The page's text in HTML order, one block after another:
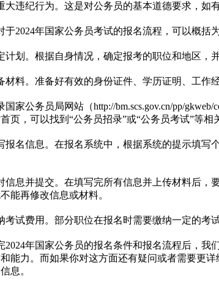
违纪行为。这是对公务员的基本道德要求，如
2024年国家公务员考试的报名流程，可以概括
划。根据自身情况，确定报考的职位和地区，
料。准备好有效的身份证件、学历证明、工作经
家公务员局网站（http://bm.scs.gov.cn/pp/gkweb/
页，可以找到“公务员招录”或“公务员考试”等相
名信息。在报名系统中，根据系统的提示填写
息并提交。在填写完所有信息并上传材料后，
能再修改信息或材料。
试费用。部分职位在报名时需要缴纳一定的考
年国家公务员的报名条件和报名流程后，我
能力。而如果你对这方面还有疑问或者需要更
息。